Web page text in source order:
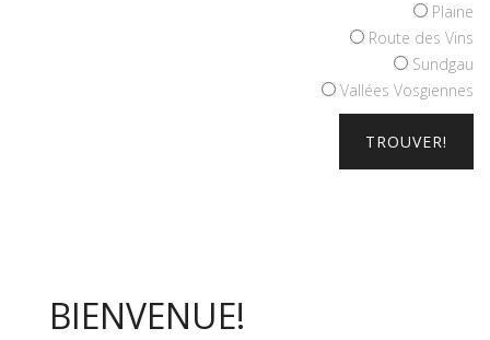
Plaine
Route des Vins
Sundgau
Vallées Vosgiennes
BIENVENUE!